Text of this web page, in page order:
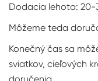
Dodacia lehota: 20-
Môžeme teda
Konečný čas sa
sviatkov, cieľových
doručenia.